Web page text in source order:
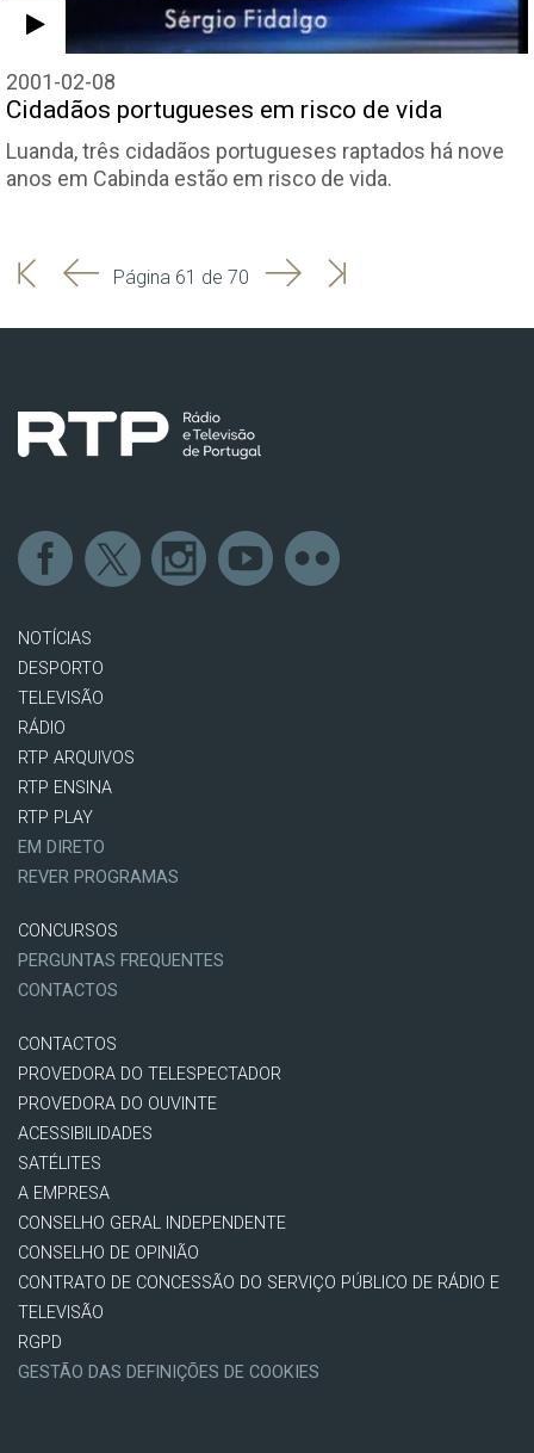
2001-02-08
Cidadãos portugueses em risco de vida
Luanda, três cidadãos portugueses raptados há nove
anos em Cabinda estão em risco de vida.
'
'
Página 61 de 70 SeguinteÚltima
NOTÍCIAS
DESPORTO
TELEVISÃO
RÁDIO
RTP ARQUIVOS
RTP ENSINA
RTP PLAY
EM DIRETO
REVER PROGRAMAS
CONCURSOS
PERGUNTAS FREQUENTES
CONTACTOS
CONTACTOS
PROVEDORA DO TELESPECTADOR
PROVEDORA DO OUVINTE
ACESSIBILIDADES
SATÉLITES
A EMPRESA
CONSELHO GERAL INDEPENDENTE
CONSELHO DE OPINIÃO
CONTRATO DE CONCESSÃO DO SERVIÇO PÚBLICO DE RÁDIO E
TELEVISÃO
RGPD
GESTÃO DAS DEFINIÇÕES DE COOKIES